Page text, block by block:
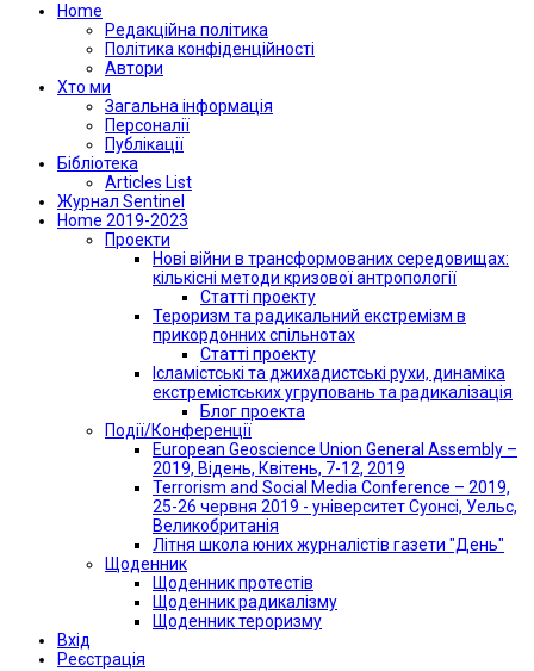
Home
Редакційна політика
Політика конфіденційності
Автори
Хто ми
Загальна інформація
Персоналії
Публікації
Бібліотека
Articles List
Журнал Sentinel
Home 2019-2023
Проекти
Нові війни в трансформованих середовищах:
кількісні методи кризової антропології
Статті проекту
Тероризм та радикальний екстремізм в
прикордонних спільнотах
Статті проекту
Ісламістські та джихадистські рухи, динаміка
екстремістських угруповань та радикалізація
Блог проекта
Події/Конференції
European Geoscience Union General Assembly –
2019, Відень, Квітень, 7-12, 2019
Terrorism and Social Media Conference – 2019,
25-26 червня 2019 - університет Суонсі, Уельс,
Великобританія
Літня школа юних журналістів газети "День"
Щоденник
Щоденник протестів
Щоденник радикалізму
Щоденник тероризму
Вхід
Реєстрація